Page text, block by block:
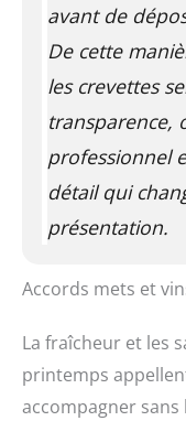
avant de
De cette
les crevettes
transparence,
professionnel
détail qui
présentation.
Accords mets et
La fraîcheur et les
printemps
accompagner sans